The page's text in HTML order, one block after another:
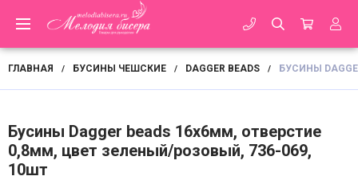
ГЛАВНАЯ / БУСИНЫ ЧЕШСКИЕ / DAGGER BEADS / БУСИНЫ
Бусины Dagger beads 16х6мм, отверстие
0,8мм, цвет зеленый/розовый, 736-069,
10шт